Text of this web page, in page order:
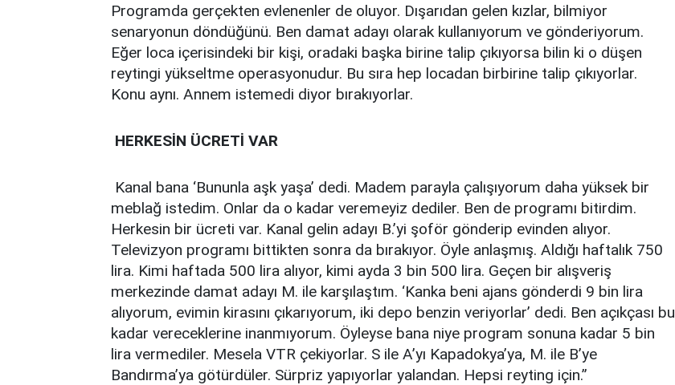
Programda gerçekten evlenenler de oluyor. Dışarıdan gelen kızlar, bilmiyor
senaryonun döndüğünü. Ben damat adayı olarak kullanıyorum ve gönderiyorum.
Eğer loca içerisindeki bir kişi, oradaki başka birine talip çıkıyorsa bilin ki o düşen
reytingi yükseltme operasyonudur. Bu sıra hep locadan birbirine talip çıkıyorlar.
Konu aynı. Annem istemedi diyor bırakıyorlar.
HERKESİN ÜCRETİ VAR
Kanal bana ‘Bununla aşk yaşa’ dedi. Madem parayla çalışıyorum daha yüksek bir
meblağ istedim. Onlar da o kadar veremeyiz dediler. Ben de programı bitirdim.
Herkesin bir ücreti var. Kanal gelin adayı B.’yi şoför gönderip evinden alıyor.
Televizyon programı bittikten sonra da bırakıyor. Öyle anlaşmış. Aldığı haftalık 750
lira. Kimi haftada 500 lira alıyor, kimi ayda 3 bin 500 lira. Geçen bir alışveriş
merkezinde damat adayı M. ile karşılaştım. ‘Kanka beni ajans gönderdi 9 bin lira
alıyorum, evimin kirasını çıkarıyorum, iki depo benzin veriyorlar’ dedi. Ben açıkçası bu
kadar vereceklerine inanmıyorum. Öyleyse bana niye program sonuna kadar 5 bin
lira vermediler. Mesela VTR çekiyorlar. S ile A’yı Kapadokya’ya, M. ile B’ye
Bandırma’ya götürdüler. Sürpriz yapıyorlar yalandan. Hepsi reyting için.”